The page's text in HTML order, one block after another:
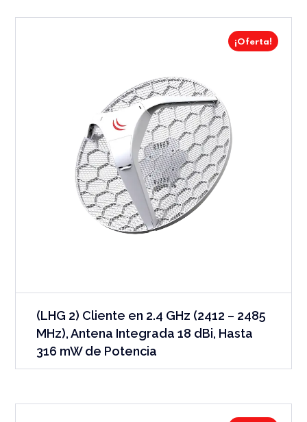
¡Oferta!
(LHG 2) Cliente en 2.4 GHz (2412 – 2485
MHz), Antena Integrada 18 dBi, Hasta
316 mW de Potencia